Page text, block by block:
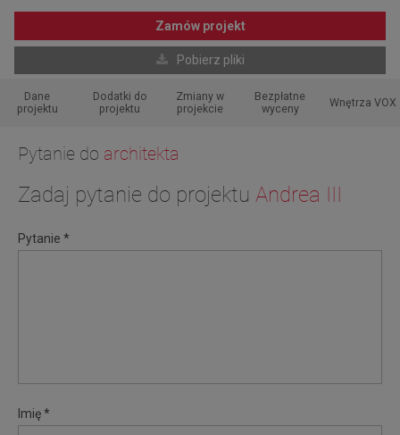
Zamów projekt
Pobierz pliki
Dane
projektu
Dodatki do
projektu
Zmiany w
projekcie
Bezpłatne
wyceny
Wnętrza VOX
Pytanie do architekta
Zadaj pytanie do projektu Andrea III
Pytanie *
Imię *